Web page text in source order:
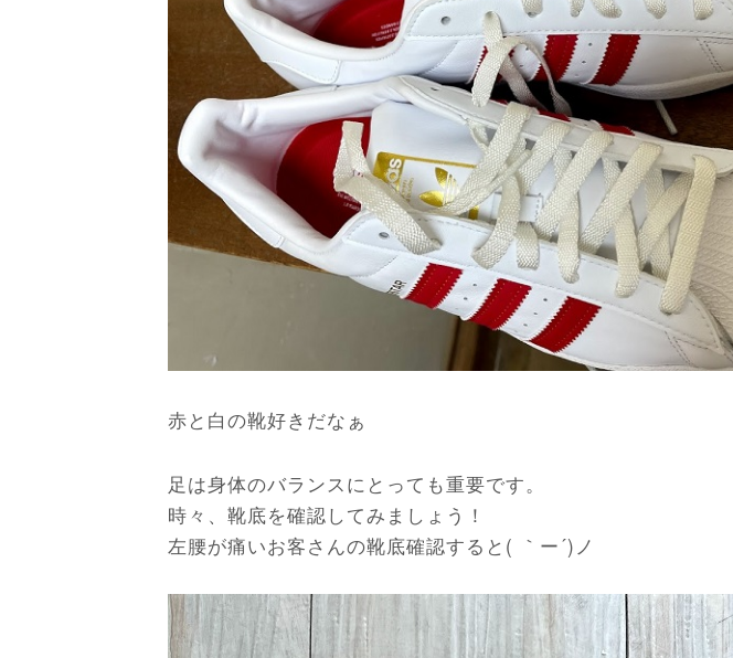
赤と白の靴好きだなぁ
足は身体のバランスにとっても重要です。
時々、靴底を確認してみましょう！
左腰が痛いお客さんの靴底確認すると( ｀ー´)ノ